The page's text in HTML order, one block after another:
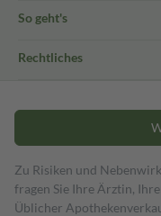
So geht's
Rechtliches
Zu Risiken und
fragen Sie Ihre Ärztin,
Üblicher